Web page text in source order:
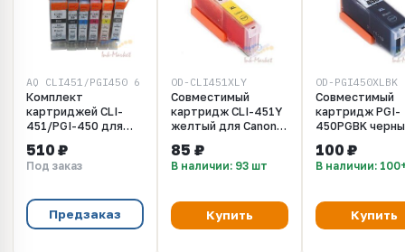
AQ CLI451/PGI450_6
Комплект
картриджей CLI-
451/PGI-450 для
MG6340, iP8740,
MG7540 - 6 цветов
510 ₽
Под заказ
Предзаказ
OD-CLI451XLY
Совместимый
картридж CLI-451Y
желтый для Canon
IP7240
85 ₽
В наличии: 93 шт
Купить
OD-PGI450XLBK
Совместимый
картридж PGI-
450PGBK
Canon
MG5440/6340,
100 ₽
В наличии:
Купить